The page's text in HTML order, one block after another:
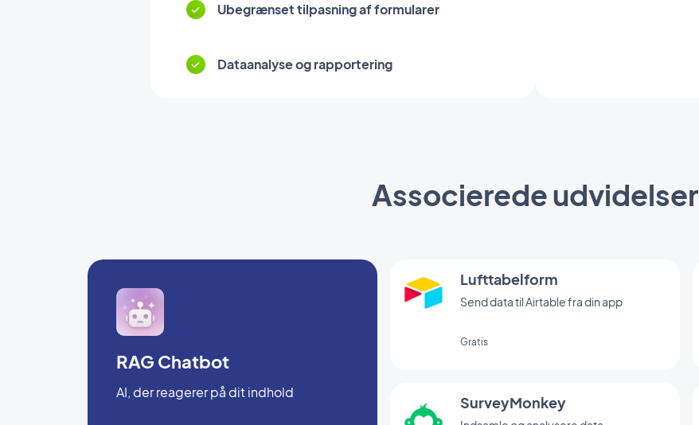
Ubegrænset tilpasning af formularer
Dataanalyse og rapportering
Associerede udvidelser
Lufttabelform
Send data til Airtable fra din app
Gratis
SurveyMonkey
RAG Chatbot
AI, der reagerer på dit indhold